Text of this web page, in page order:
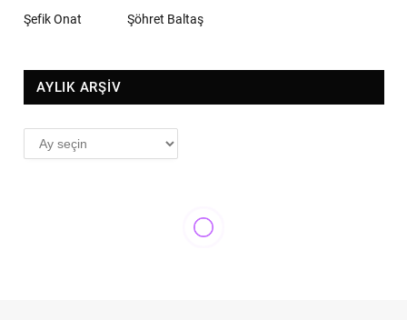
Şefik Onat Şöhret Baltaş
AYLIK ARŞİV
AYLIK
ARŞİV